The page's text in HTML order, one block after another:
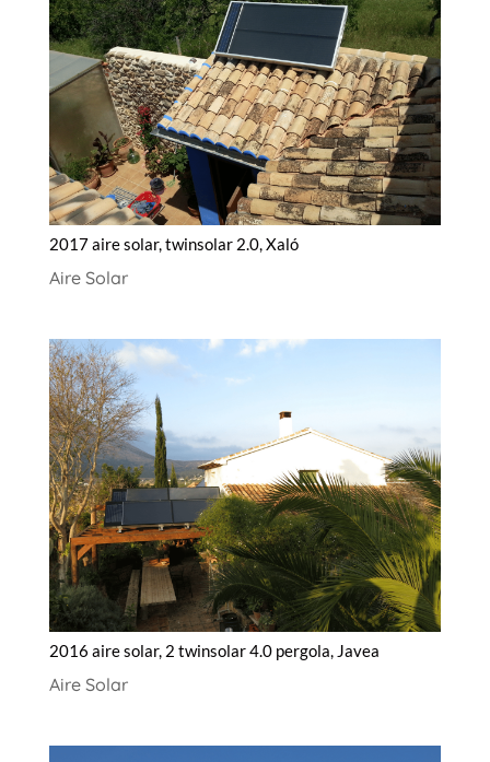
2017 aire solar, twinsolar 2.0, Xaló
Aire Solar
2016 aire solar, 2 twinsolar 4.0 pergola, Javea
Aire Solar